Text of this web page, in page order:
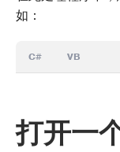
如：
C# VB
打开一